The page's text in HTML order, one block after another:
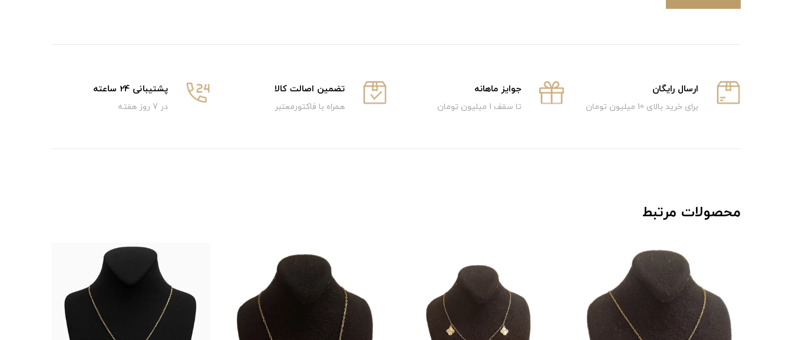
ارسال رایگان
برای خرید بالای 10 میلیون تومان
جوایز ماهانه
تا سقف 1 میلیون تومان
تضمین اصالت کالا
همراه با فاکتورمعتبر
پشتیبانی 24 ساعته
در 7 روز هفته
محصولات مرتبط